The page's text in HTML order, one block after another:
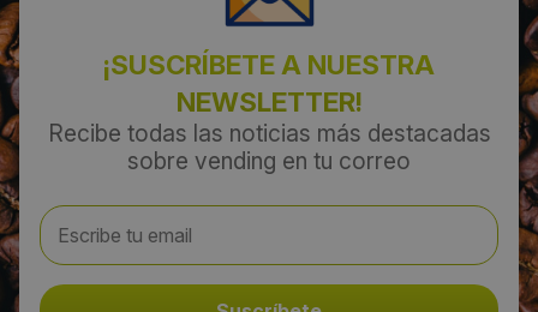
¡SUSCRÍBETE A NUESTRA
NEWSLETTER!
Recibe todas las noticias más destacadas
sobre vending en tu correo